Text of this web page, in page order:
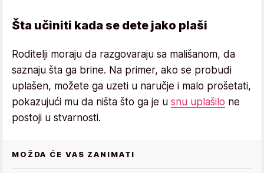
Šta učiniti kada se dete jako plaši
Roditelji moraju da razgovaraju sa mališanom, da
saznaju šta ga brine. Na primer, ako se probudi
uplašen, možete ga uzeti u naručje i malo prošetati,
pokazujući mu da ništa što ga je u snu uplašilo ne
postoji u stvarnosti.
MOŽDA ĆE VAS ZANIMATI